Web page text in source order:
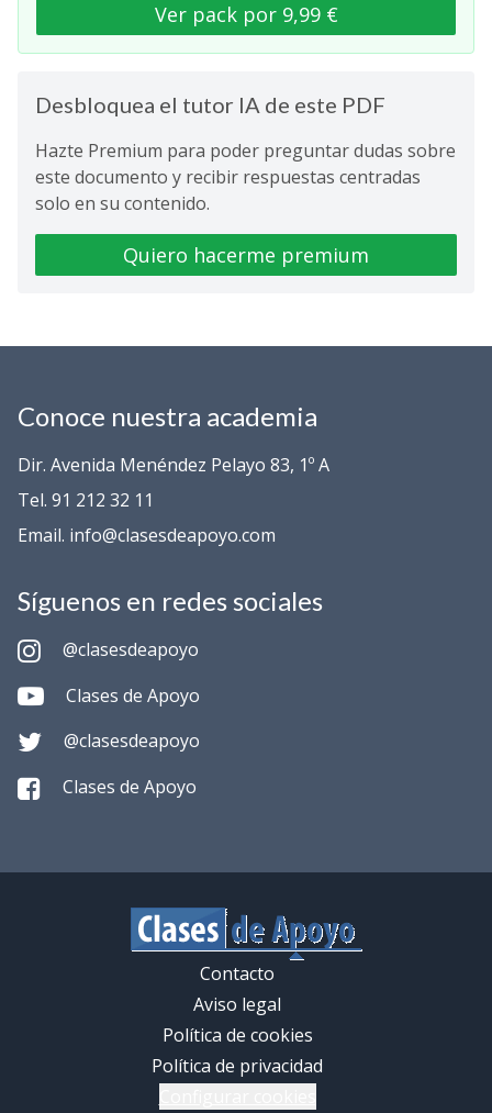
Ver pack por 9,99 €
Desbloquea el tutor IA de este PDF
Hazte Premium para poder preguntar dudas sobre
este documento y recibir respuestas centradas
solo en su contenido.
Quiero hacerme premium
Conoce nuestra academia
Dir. Avenida Menéndez Pelayo 83, 1º A
Tel. 91 212 32 11
Email. info@clasesdeapoyo.com
Síguenos en redes sociales
@clasesdeapoyo
Clases de Apoyo
@clasesdeapoyo
Clases de Apoyo
Contacto
Aviso legal
Política de cookies
Política de privacidad